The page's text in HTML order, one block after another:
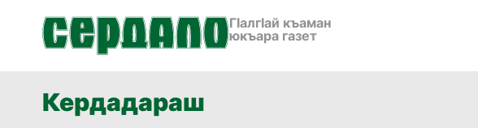
ГӀалгӀай къаман
юкъара газет
Кердадараш